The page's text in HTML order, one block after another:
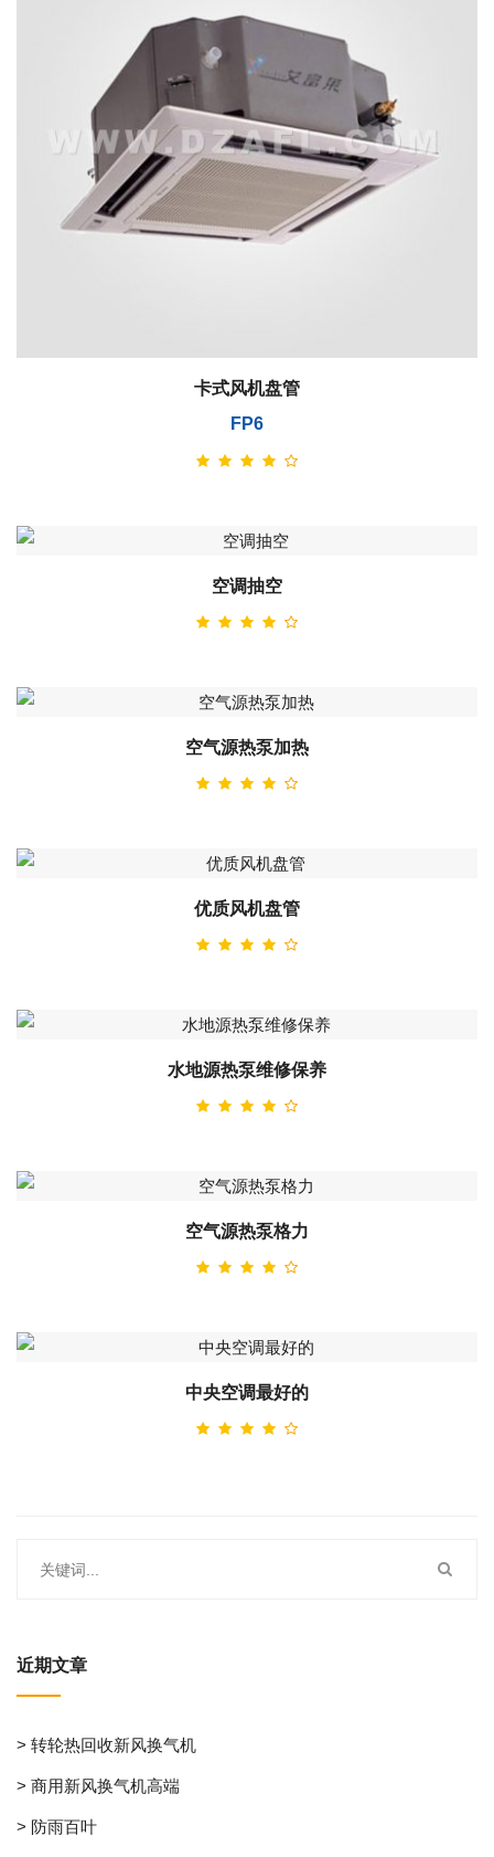
卡式风机盘管
FP6
空调抽空
空气源热泵加热
优质风机盘管
水地源热泵维修保养
空气源热泵格力
中央空调最好的
近期文章
> 转轮热回收新风换气机
> 商用新风换气机高端
> 防雨百叶